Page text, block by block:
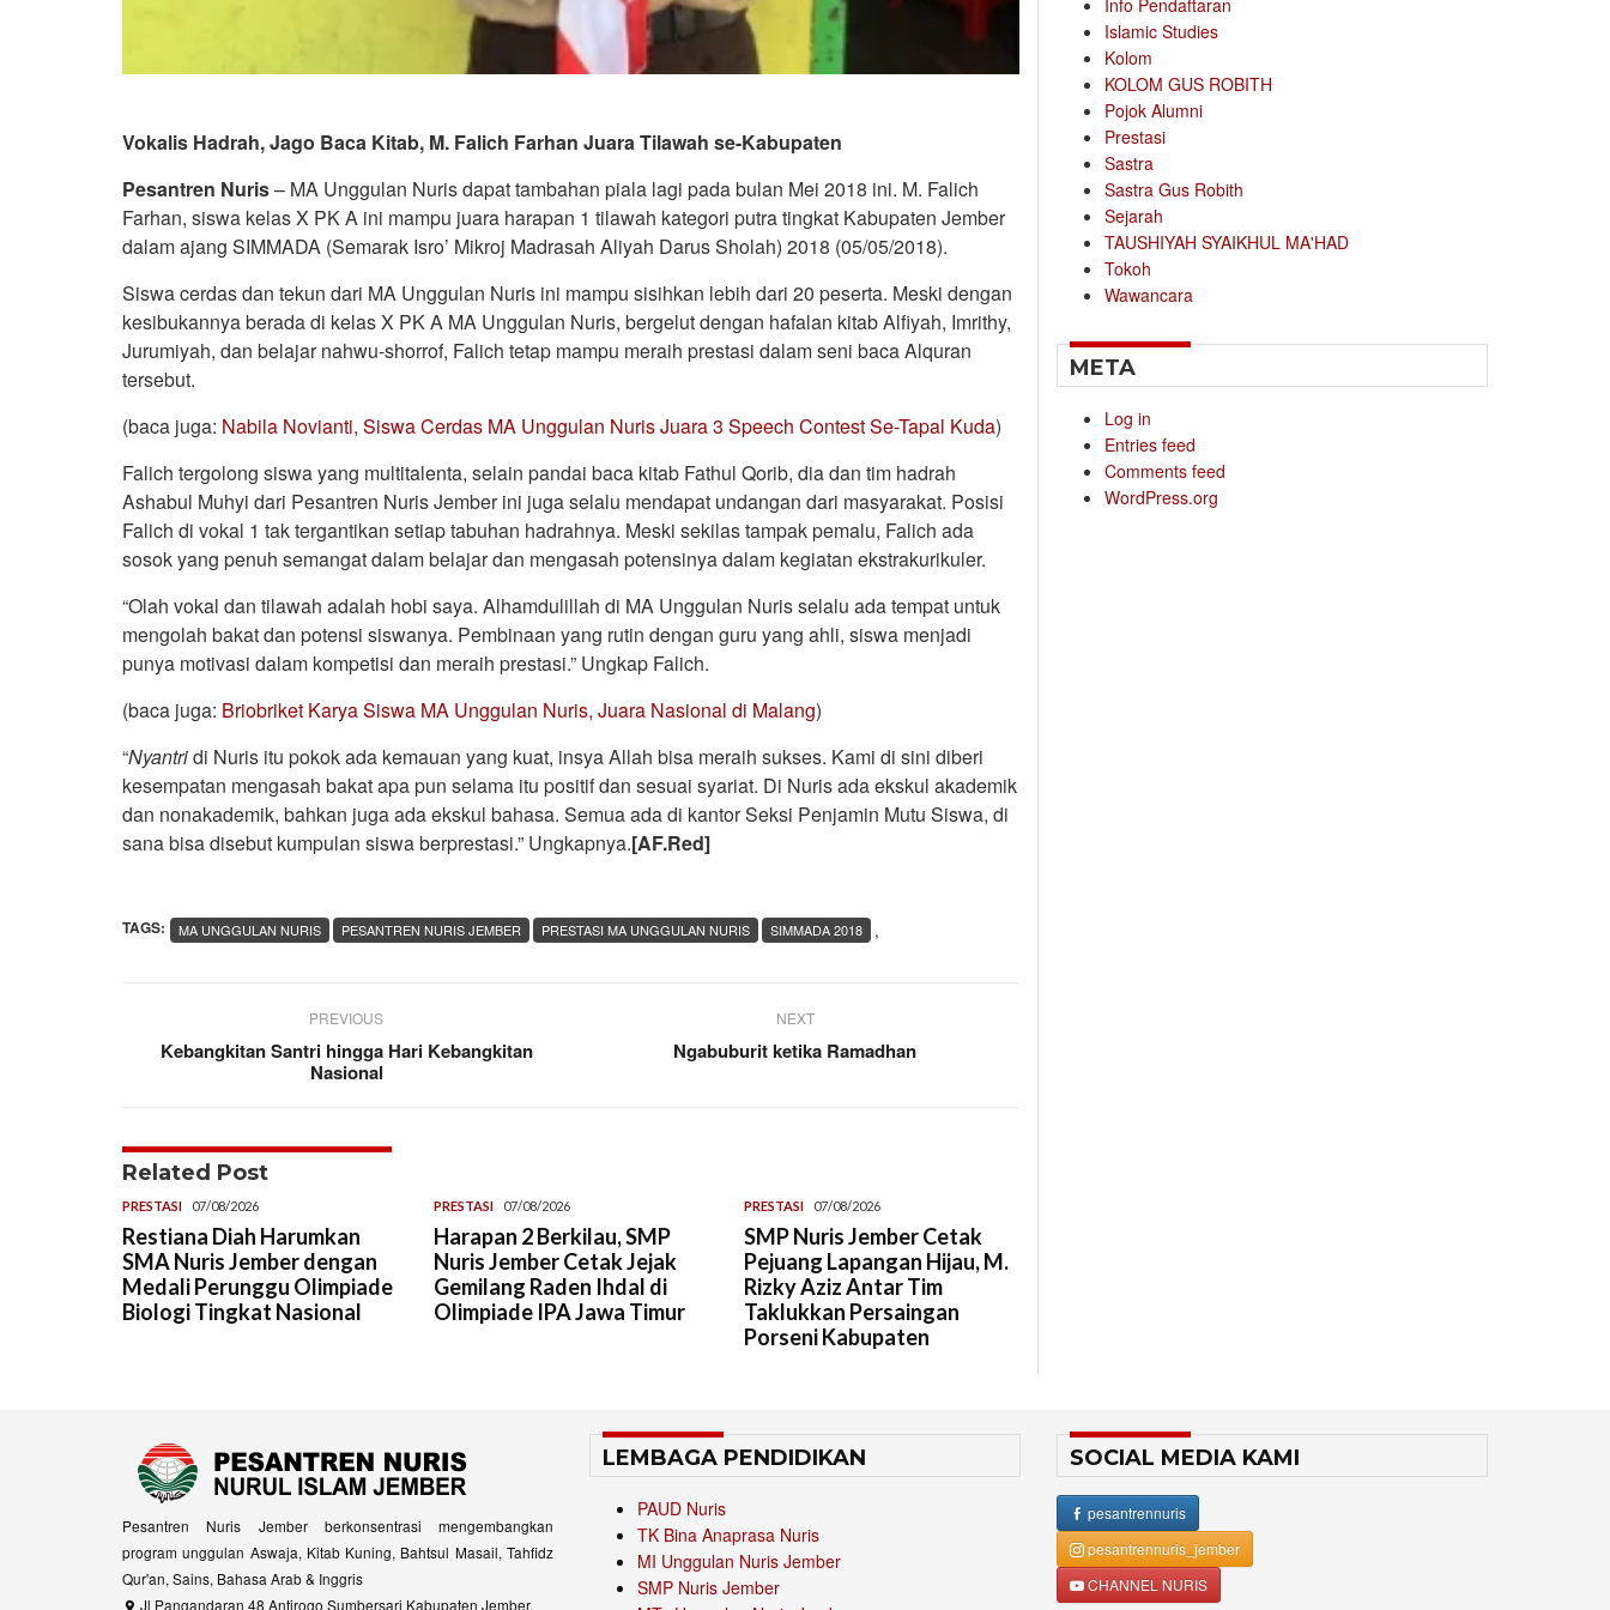
Vokalis Hadrah, Jago Baca Kitab, M. Falich Farhan Juara Tilawah se-Kabupaten
Pesantren Nuris– MA Unggulan Nuris dapat tambahan piala lagi pada bulan Mei 2018 ini. M. Falich
Farhan, siswa kelas X PK A ini mampu juara harapan 1 tilawah kategori putra tingkat Kabupaten Jember
dalam ajang SIMMADA (Semarak Isro’ Mikroj Madrasah Aliyah Darus Sholah) 2018 (05/05/2018).
Siswa cerdas dan tekun dari MA Unggulan Nuris ini mampu sisihkan lebih dari 20 peserta. Meski dengan
kesibukannya berada di kelas X PK A MA Unggulan Nuris, bergelut dengan hafalan kitab Alfiyah, Imrithy,
Jurumiyah, dan belajar nahwu-shorrof, Falich tetap mampu meraih prestasi dalam seni baca Alquran
tersebut.
(baca juga: Nabila Novianti, Siswa Cerdas MA Unggulan Nuris Juara 3 Speech Contest Se-Tapal Kuda)
Falich tergolong siswa yang multitalenta, selain pandai baca kitab Fathul Qorib, dia dan tim hadrah
Ashabul Muhyi dari Pesantren Nuris Jember ini juga selalu mendapat undangan dari masyarakat. Posisi
Falich di vokal 1 tak tergantikan setiap tabuhan hadrahnya. Meski sekilas tampak pemalu, Falich ada
sosok yang penuh semangat dalam belajar dan mengasah potensinya dalam kegiatan ekstrakurikuler.
“Olah vokal dan tilawah adalah hobi saya. Alhamdulillah di MA Unggulan Nuris selalu ada tempat untuk
mengolah bakat dan potensi siswanya. Pembinaan yang rutin dengan guru yang ahli, siswa menjadi
punya motivasi dalam kompetisi dan meraih prestasi.” Ungkap Falich.
(baca juga: Briobriket Karya Siswa MA Unggulan Nuris, Juara Nasional di Malang)
“Nyantridi Nuris itu pokok ada kemauan yang kuat, insya Allah bisa meraih sukses. Kami di sini diberi
kesempatan mengasah bakat apa pun selama itu positif dan sesuai syariat. Di Nuris ada ekskul akademik
dan nonakademik, bahkan juga ada ekskul bahasa. Semua ada di kantor Seksi Penjamin Mutu Siswa, di
sana bisa disebut kumpulan siswa berprestasi.” Ungkapnya.[AF.Red]
TAGS: ,
MA UNGGULAN NURIS PESANTREN NURIS JEMBER PRESTASI MA UNGGULAN NURIS SIMMADA 2018
PREVIOUS
Kebangkitan Santri hingga Hari Kebangkitan
Nasional
NEXT
Ngabuburit ketika Ramadhan
Related Post
PRESTASI 07/08/2026
Restiana Diah Harumkan
SMA Nuris Jember dengan
Medali Perunggu Olimpiade
Biologi Tingkat Nasional
PRESTASI 07/08/2026
Harapan 2 Berkilau, SMP
Nuris Jember Cetak Jejak
Gemilang Raden Ihdal di
Olimpiade IPA Jawa Timur
PRESTASI 07/08/2026
SMP Nuris Jember Cetak
Pejuang Lapangan Hijau, M.
Rizky Aziz Antar Tim
Taklukkan Persaingan
Porseni Kabupaten
Info Pendaftaran
Islamic Studies
Kolom
KOLOM GUS ROBITH
Pojok Alumni
Prestasi
Sastra
Sastra Gus Robith
Sejarah
TAUSHIYAH SYAIKHUL MA'HAD
Tokoh
Wawancara
META
Log in
Entries feed
Comments feed
WordPress.org
Pesantren Nuris Jember berkonsentrasi mengembangkan
program unggulan Aswaja, Kitab Kuning, Bahtsul Masail, Tahfidz
Qur'an, Sains, Bahasa Arab & Inggris
Jl Pangandaran 48 Antirogo Sumbersari Kabupaten Jember,
LEMBAGA PENDIDIKAN
PAUD Nuris
TK Bina Anaprasa Nuris
MI Unggulan Nuris Jember
SMP Nuris Jember
SOCIAL MEDIA KAMI
pesantrennuris
pesantrennuris_jember
CHANNEL NURIS